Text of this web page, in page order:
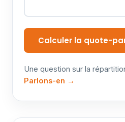
Calculer la quote-
Une question sur la
Parlons-en →